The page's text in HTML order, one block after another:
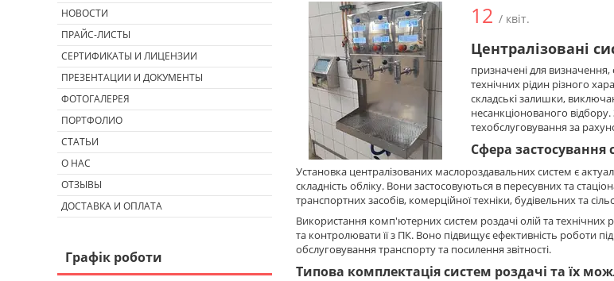
12 / квіт.
Централізовані
призначені для визначення,
технічних рідин різного
складські залишки,
несанкціонованого
техобслуговування за
Сфера застосування
Установка централізованих маслороздавальних систем є
складність обліку. Вони застосовуються в пересувних та
транспортних засобів, комерційної техніки, будівельних та
Використання комп'ютерних систем роздачі олій та технічних
та контролювати її з ПК. Воно підвищує ефективність роботи
обслуговування транспорту та посилення звітності.
Типова комплектація систем роздачі та їх
НОВОСТИ
ПРАЙС-ЛИСТЫ
СЕРТИФИКАТЫ И ЛИЦЕНЗИИ
ПРЕЗЕНТАЦИИ И ДОКУМЕНТЫ
ФОТОГАЛЕРЕЯ
ПОРТФОЛИО
СТАТЬИ
О НАС
ОТЗЫВЫ
ДОСТАВКА И ОПЛАТА
Графік роботи